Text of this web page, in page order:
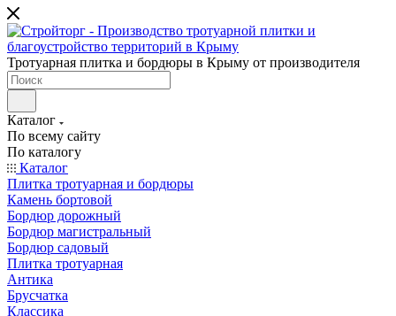
Тротуарная плитка и бордюры в Крыму от производителя
Каталог
По всему сайту
По каталогу
Каталог
Плитка тротуарная и бордюры
Камень бортовой
Бордюр дорожный
Бордюр магистральный
Бордюр садовый
Плитка тротуарная
Антика
Брусчатка
Классика